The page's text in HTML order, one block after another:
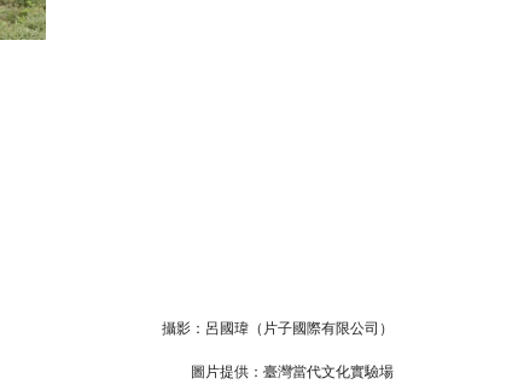
攝影：呂國瑋（片子國際有限公司）
圖片提供：臺灣當代文化實驗場